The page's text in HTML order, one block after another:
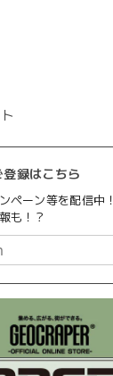
登録はこちら
ペーン等を配信中！
も！？